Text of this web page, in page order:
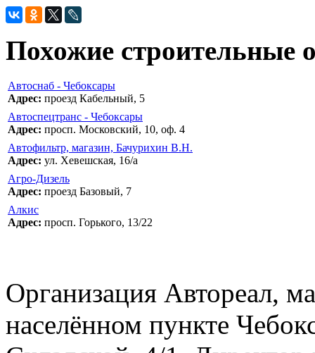
Похожие строительные
Автоснаб - Чебоксары
Адрес: проезд Кабельный, 5
Автоспецтранс - Чебоксары
Адрес: просп. Московский, 10, оф. 4
Автофильтр, магазин, Бачурихин В.Н.
Адрес: ул. Хевешская, 16/а
Агро-Дизель
Адрес: проезд Базовый, 7
Алкис
Адрес: просп. Горького, 13/22
Организация Автореал,
населённом пункте